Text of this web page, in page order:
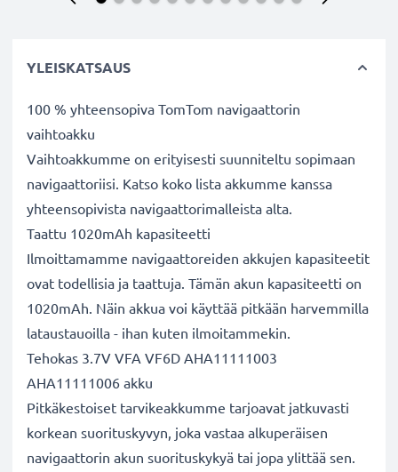
YLEISKATSAUS
100 % yhteensopiva TomTom navigaattorin
vaihtoakku
Vaihtoakkumme on erityisesti suunniteltu sopimaan
navigaattoriisi. Katso koko lista akkumme kanssa
yhteensopivista navigaattorimalleista alta.
Taattu 1020mAh kapasiteetti
Ilmoittamamme navigaattoreiden akkujen kapasiteetit
ovat todellisia ja taattuja. Tämän akun kapasiteetti on
1020mAh. Näin akkua voi käyttää pitkään harvemmilla
lataustauoilla - ihan kuten ilmoitammekin.
Tehokas 3.7V VFA VF6D AHA11111003
AHA11111006 akku
Pitkäkestoiset tarvikeakkumme tarjoavat jatkuvasti
korkean suorituskyvyn, joka vastaa alkuperäisen
navigaattorin akun suorituskykyä tai jopa ylittää sen.